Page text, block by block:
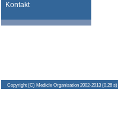
Kontakt
Copyright (C) Medicle Organisation 2002-2013 (0.26 s)